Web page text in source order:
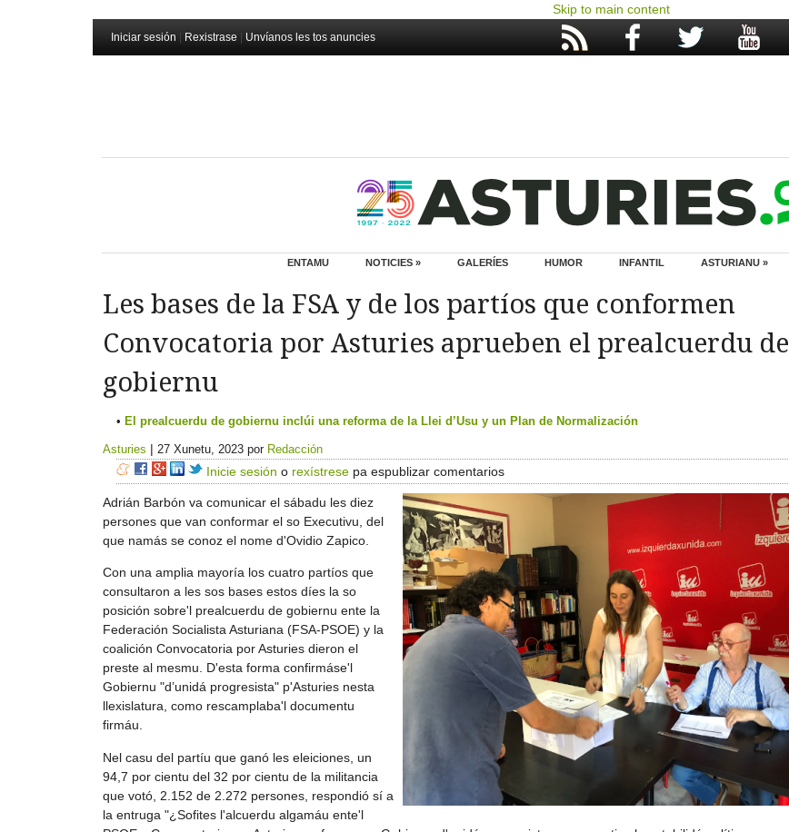
Skip to main content
Iniciar sesión Rexistrase Unvíanos les tos anuncies
ENTAMU NOTICIES » GALERÍES HUMOR INFANTIL ASTURIANU »
Les bases de la FSA y de los partíos que conformen
Convocatoria por Asturies aprueben el prealcuerdu de
gobiernu
El prealcuerdu de gobiernu inclúi una reforma de la Llei d’Usu y un Plan de Normalización
Asturies | 27 Xunetu, 2023 por Redacción
Inicie sesión o rexístrese pa espublizar comentarios
Adrián Barbón va comunicar el sábadu les diez
persones que van conformar el so Executivu, del
que namás se conoz el nome d'Ovidio Zapico.
Con una amplia mayoría los cuatro partíos que
consultaron a les sos bases estos díes la so
posición sobre'l prealcuerdu de gobiernu ente la
Federación Socialista Asturiana (FSA-PSOE) y la
coalición Convocatoria por Asturies dieron el
preste al mesmu. D'esta forma confirmáse'l
Gobiernu "d’unidá progresista" p'Asturies nesta
llexislatura, como rescamplaba'l documentu
firmáu.
Nel casu del partíu que ganó les eleiciones, un
94,7 por cientu del 32 por cientu de la militancia
que votó, 2.152 de 2.272 persones, respondió sí a
la entruga "¿Sofites l'alcuerdu algamáu ente'l